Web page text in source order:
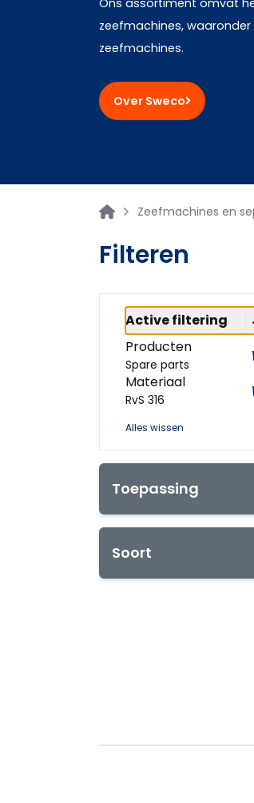
Ons assortiment omvat
zeefmachines,
zeefmachines.
Over Sweco
Zeefmachines en
Filteren
Active filtering
Producten
Spare parts
Materiaal
RvS 316
Alles wissen
Toepassing
Soort